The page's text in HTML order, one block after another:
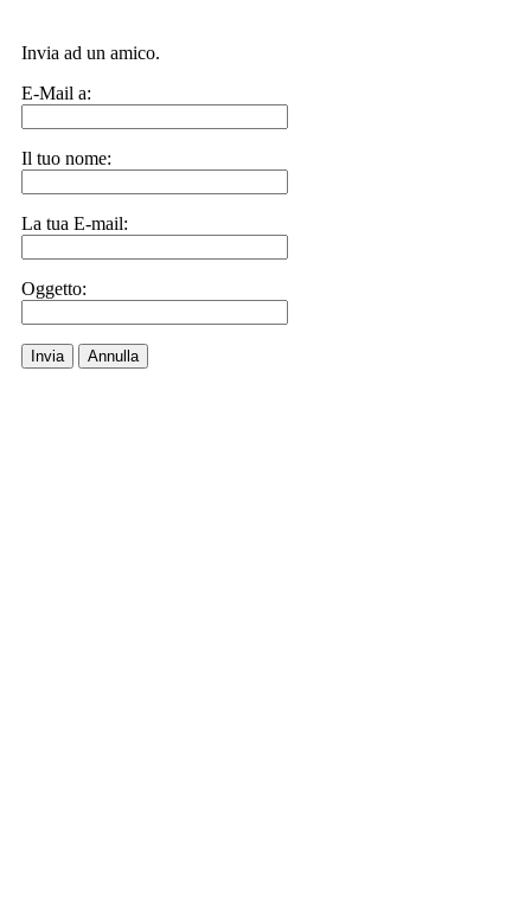
Invia ad un amico.
E-Mail a:
Il tuo nome:
La tua E-mail:
Oggetto:
Invia Annulla